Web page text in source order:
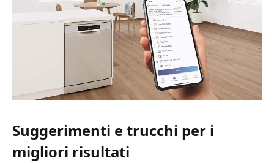
Suggerimenti e trucchi per i
migliori risultati